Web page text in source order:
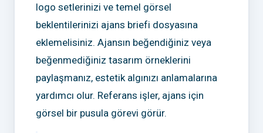
logo setlerinizi ve temel görsel
beklentilerinizi ajans briefi dosyasına
eklemelisiniz. Ajansın beğendiğiniz veya
beğenmediğiniz tasarım örneklerini
paylaşmanız, estetik algınızı anlamalarına
yardımcı olur. Referans işler, ajans için
görsel bir pusula görevi görür.